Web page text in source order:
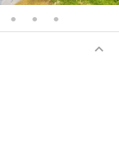
keyboard_arrow_down